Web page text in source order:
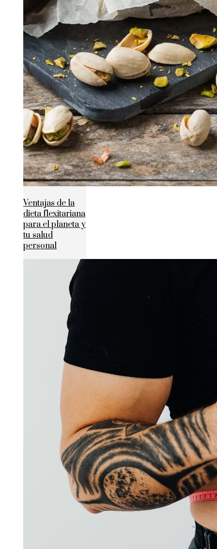
Ventajas de la
dieta flexitariana
para el planeta y
tu salud
personal